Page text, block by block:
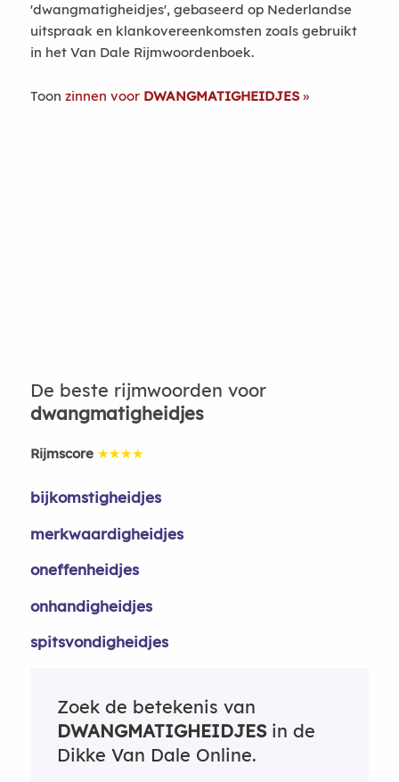
'dwangmatigheidjes', gebaseerd op Nederlandse
uitspraak en klankovereenkomsten zoals gebruikt
in het Van Dale Rijmwoordenboek.
Toon zinnen voor DWANGMATIGHEIDJES
De beste rijmwoorden voor
dwangmatigheidjes
Rijmscore ★★★★
bijkomstigheidjes
merkwaardigheidjes
oneffenheidjes
onhandigheidjes
spitsvondigheidjes
Zoek de betekenis van
DWANGMATIGHEIDJESin de
Dikke Van Dale Online.